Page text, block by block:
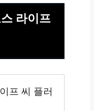
라이프
프 씨 플러